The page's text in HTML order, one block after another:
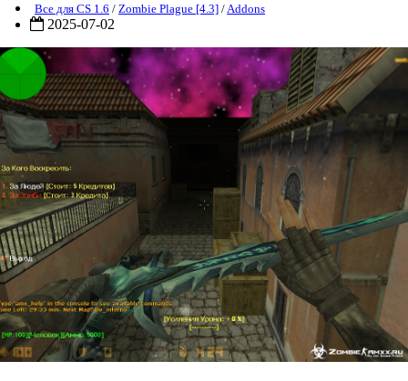
Все для CS 1.6 / Zombie Plague [4.3] / Addons
2025-07-02